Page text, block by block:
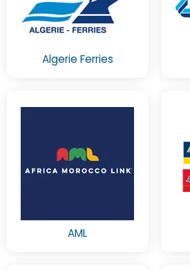
Algerie Ferries
AML